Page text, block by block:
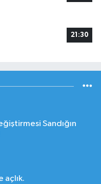
21:30
Sandığın
açlık.